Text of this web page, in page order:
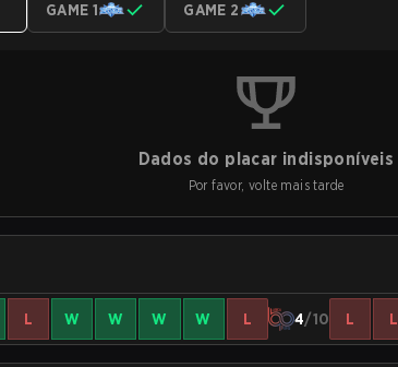
GAME 1 GAME 2
Dados do placar indisponíveis
Por favor, volte mais tarde
L W W W W L 4/10 L L